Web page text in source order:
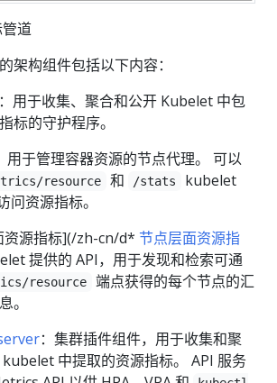
道
架构组件包括以下内容：
：用于收集、聚合和公开 Kubelet 中包
标的守护程序。
用于管理容器资源的节点代理。 可以
resource 和 /stats
kubelet
问资源指标。
资源指标](/zh-cn/d* 节点层面资源指
提供的 API，用于发现和检索可通
resource
端点获得的每个节点的汇
。
：集群插件组件，用于收集和聚
中提取的资源指标。 API 服务